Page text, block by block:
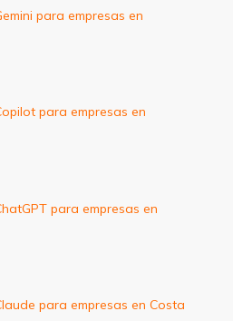
para empresas en
para empresas en
para empresas en
para empresas en Costa